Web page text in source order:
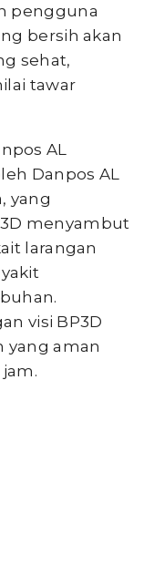
pengguna
bersih akan
sehat,
tawar
AL
Danpos AL
yang
menyambut
larangan
visi BP3D
yang aman